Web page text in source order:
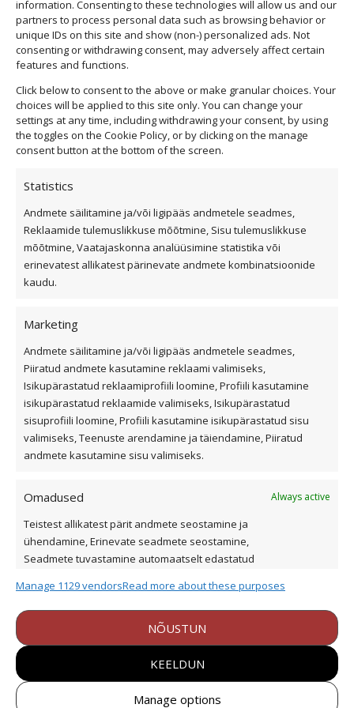
information. Consenting to these technologies will allow us and our
partners to process personal data such as browsing behavior or
unique IDs on this site and show (non-) personalized ads. Not
consenting or withdrawing consent, may adversely affect certain
features and functions.
Click below to consent to the above or make granular choices. Your
choices will be applied to this site only. You can change your
settings at any time, including withdrawing your consent, by using
the toggles on the Cookie Policy, or by clicking on the manage
consent button at the bottom of the screen.
Statistics
Andmete säilitamine ja/või ligipääs andmetele seadmes,
Reklaamide tulemuslikkuse mõõtmine, Sisu tulemuslikkuse
mõõtmine, Vaatajaskonna analüüsimine statistika või
erinevatest allikatest pärinevate andmete kombinatsioonide
kaudu.
Marketing
Andmete säilitamine ja/või ligipääs andmetele seadmes,
Piiratud andmete kasutamine reklaami valimiseks,
Isikupärastatud reklaamiprofiili loomine, Profiili kasutamine
isikupärastatud reklaamide valimiseks, Isikupärastatud
sisuprofiili loomine, Profiili kasutamine isikupärastatud sisu
valimiseks, Teenuste arendamine ja täiendamine, Piiratud
andmete kasutamine sisu valimiseks.
Omadused Always active
Teistest allikatest pärit andmete seostamine ja
ühendamine, Erinevate seadmete seostamine,
Seadmete tuvastamine automaatselt edastatud
ja tuvastamine ning vigade parandamine,
Reklaami ja sisu kuvamine.
Manage 1129 vendorsRead more about these purposes
NÕUSTUN
KEELDUN
Manage options
Privaatsuspoliitika
Küpsiste kasutamise tingimused
Kiirvalikud
Viilkatus
Interjöör
Kasulik teave
Katusekalkulaator
Eternit ja Cedral ladustamine
Dokumendid
Cedral tehnilised joonised
+372 1900
bestor@bestor.ee
Valdeku tn 168, 11217 Tallinn
Tööstuse tee 3, Tõrvandi, Tartumaa